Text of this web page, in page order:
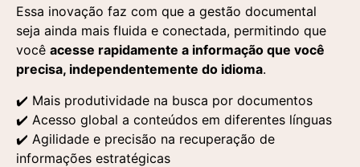
Essa inovação faz com que a gestão documental
seja ainda mais fluida e conectada, permitindo que
você acesse rapidamente a informação que você
precisa, independentemente do idioma.
✔️ Mais produtividade na busca por documentos
✔️ Acesso global a conteúdos em diferentes línguas
✔️ Agilidade e precisão na recuperação de
informações estratégicas
Aceito a utilização
dos dados fornecidos
de um contato
comercial e o
recebimento de
materiais publicitários
Aceito a utilização
dos dados fornecidos
de um contato
comercial e o
recebimento de
materiais publicitários
recebimento de
materiais publicitários
segundo a Política de
Privacidade